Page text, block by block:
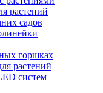
растений
садов
горшках
растений
систем